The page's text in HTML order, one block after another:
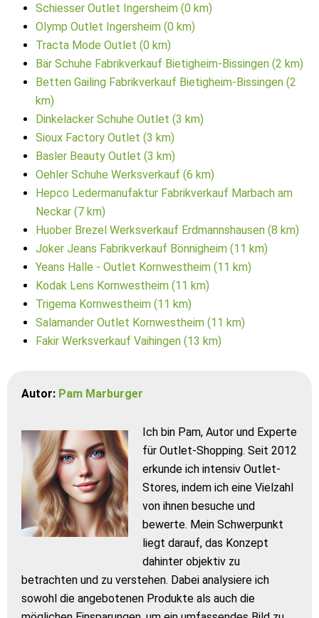
Schiesser Outlet Ingersheim (0 km)
Olymp Outlet Ingersheim (0 km)
Tracta Mode Outlet (0 km)
Bär Schuhe Fabrikverkauf Bietigheim-Bissingen (2 km)
Betten Gailing Fabrikverkauf Bietigheim-Bissingen (2
km)
Dinkelacker Schuhe Outlet (3 km)
Sioux Factory Outlet (3 km)
Basler Beauty Outlet (3 km)
Oehler Schuhe Werksverkauf (6 km)
Hepco Ledermanufaktur Fabrikverkauf Marbach am
Neckar (7 km)
Huober Brezel Werksverkauf Erdmannshausen (8 km)
Joker Jeans Fabrikverkauf Bönnigheim (11 km)
Yeans Halle - Outlet Kornwestheim (11 km)
Kodak Lens Kornwestheim (11 km)
Trigema Kornwestheim (11 km)
Salamander Outlet Kornwestheim (11 km)
Fakir Werksverkauf Vaihingen (13 km)
Autor: Pam Marburger
Ich bin Pam, Autor und Experte
für Outlet-Shopping. Seit 2012
erkunde ich intensiv Outlet-
Stores, indem ich eine Vielzahl
von ihnen besuche und
bewerte. Mein Schwerpunkt
liegt darauf, das Konzept
dahinter objektiv zu
betrachten und zu verstehen. Dabei analysiere ich
sowohl die angebotenen Produkte als auch die